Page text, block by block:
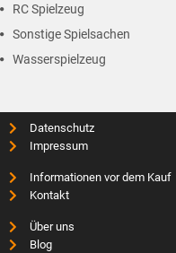
RC Spielzeug
Sonstige Spielsachen
Wasserspielzeug
Datenschutz
Impressum
Informationen vor dem Kauf
Kontakt
Über uns
Blog